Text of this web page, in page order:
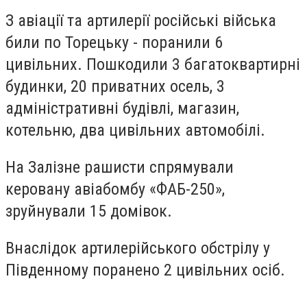
З авіації та артилерії російські війська
били по Торецьку - поранили 6
цивільних. Пошкодили 3 багатоквартирні
будинки, 20 приватних осель, 3
адміністративні будівлі, магазин,
котельню, два цивільних автомобілі.
На Залізне рашисти спрямували
керовану авіабомбу «ФАБ-250»,
зруйнували 15 домівок.
Внаслідок артилерійського обстрілу у
Південному поранено 2 цивільних осіб.